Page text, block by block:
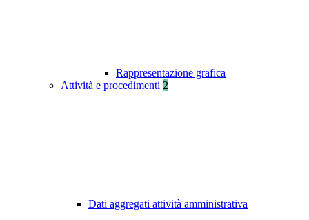
Rappresentazione grafica
Attività e procedimenti 2
Dati aggregati attività amministrativa